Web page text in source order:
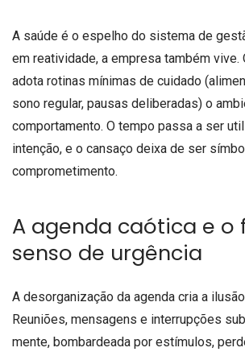
A saúde é o espelho do sistema de
em reatividade, a empresa também vive.
adota rotinas mínimas de cuidado
sono regular, pausas deliberadas) o
comportamento. O tempo passa a ser
intenção, e o cansaço deixa de ser
comprometimento.
A agenda caótica e o
senso de urgência
A desorganização da agenda cria a
Reuniões, mensagens e interrupções
mente, bombardeada por estímulos,